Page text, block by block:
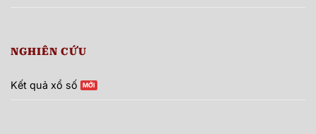
NGHIÊN CỨU
Kết quả xổ số